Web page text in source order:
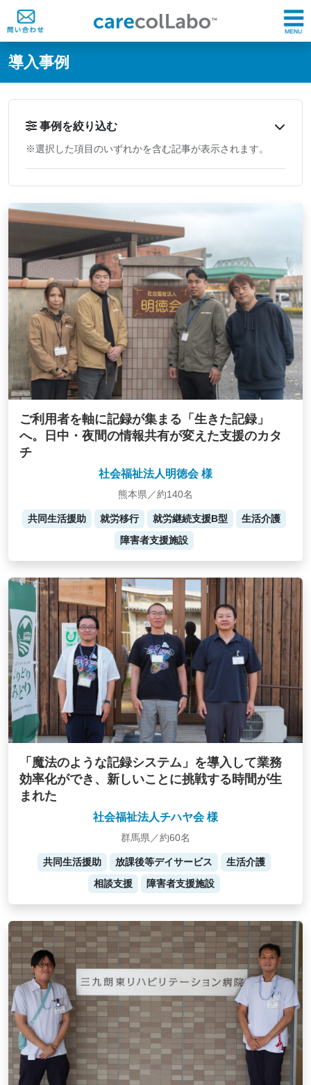
@ -0,0 +1,60 @@
導入事例
事例を絞り込む
※選択した項目のいずれかを含む記事が表示されます。
ご利用者を軸に記録が集まる「生きた記録」
へ。日中・夜間の情報共有が変えた支援のカタ
チ
社会福祉法人明徳会 様
熊本県／約140名
共同生活援助 就労移行 就労継続支援B型
生活介護
障害者支援施設
「魔法のような記録システム」を導入して業務
効率化ができ、新しいことに挑戦する時間が生
まれた
社会福祉法人チハヤ会 様
群馬県／約60名
共同生活援助 放課後等デイサービス
生活介護
相談支援
障害者支援施設